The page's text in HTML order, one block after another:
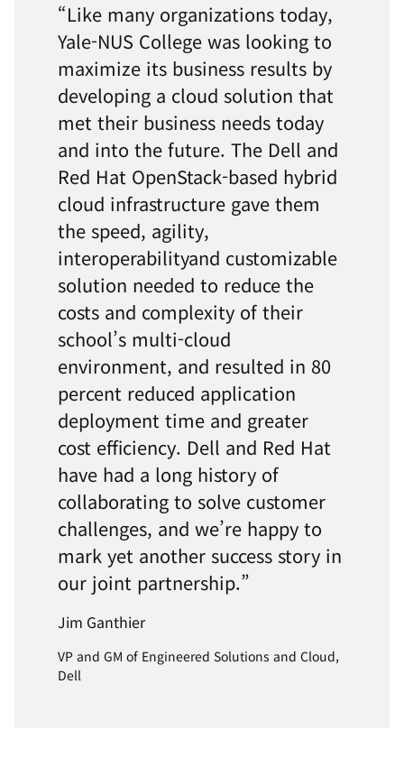
“Like many organizations today,
Yale-NUS College was looking to
maximize its business results by
developing a cloud solution that
met their business needs today
and into the future. The Dell and
Red Hat OpenStack-based hybrid
cloud infrastructure gave them
the speed, agility,
interoperabilityand customizable
solution needed to reduce the
costs and complexity of their
school’s multi-cloud
environment, and resulted in 80
percent reduced application
deployment time and greater
cost efficiency. Dell and Red Hat
have had a long history of
collaborating to solve customer
challenges, and we’re happy to
mark yet another success story in
our joint partnership.”
Jim Ganthier
VP and GM of Engineered Solutions and Cloud,
Dell